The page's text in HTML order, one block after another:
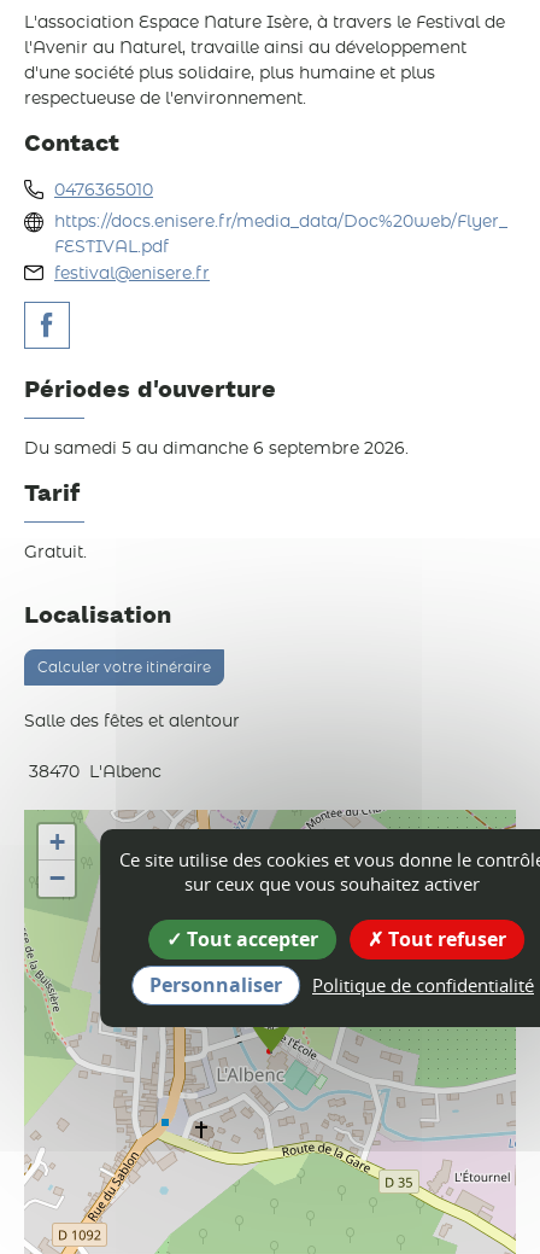
L'association Espace Nature Isère, à travers le Festival de
l'Avenir au Naturel, travaille ainsi au développement
d'une société plus solidaire, plus humaine et plus
respectueuse de l'environnement.
Contact
0476365010
https://docs.enisere.fr/media_data/Doc%20web/Flyer_
FESTIVAL.pdf
festival@enisere.fr
Périodes d'ouverture
Du samedi 5 au dimanche 6 septembre 2026.
Tarif
Gratuit.
Localisation
Calculer votre itinéraire
Salle des fêtes et alentour
38470 L'Albenc
+
−
Ce site utilise des cookies et vous donne le
sur ceux que vous souhaitez activer
Tout accepter
Tout refuser
Personnaliser
Politique de confidentialité